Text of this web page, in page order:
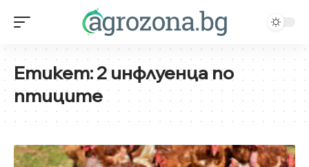
Етикет:2 инфлуенца по
птиците